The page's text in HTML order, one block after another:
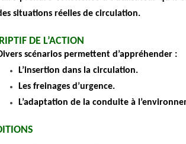
situations réelles de circulation.
DE L’ACTION
scénarios permettent d’appréhender :
L’insertion dans la circulation.
Les freinages d’urgence.
L’adaptation de la conduite à